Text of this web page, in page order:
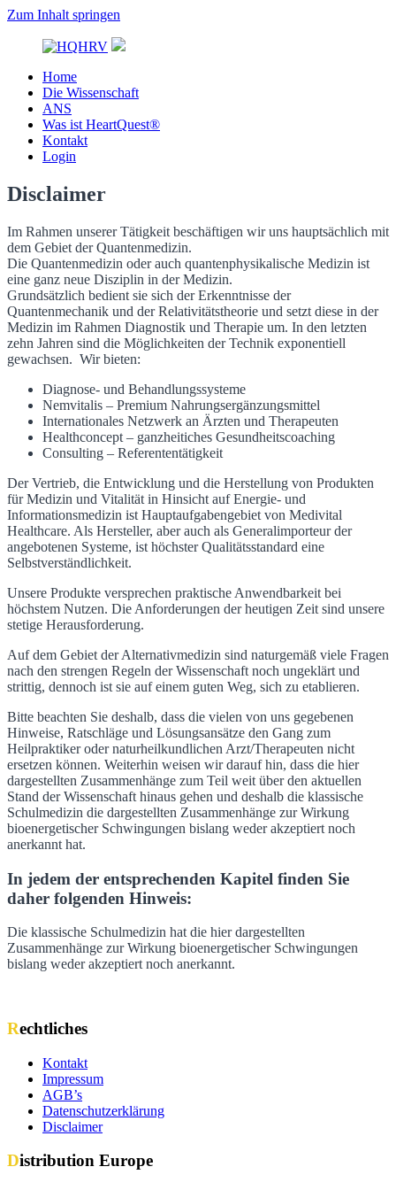
Zum Inhalt springen
HQHRV
Home
Die Wissenschaft
ANS
Was ist HeartQuest®
Kontakt
Login
Disclaimer
Im Rahmen unserer Tätigkeit beschäftigen wir uns hauptsächlich mit
dem Gebiet der Quantenmedizin.
Die Quantenmedizin oder auch quantenphysikalische Medizin ist
eine ganz neue Disziplin in der Medizin.
Grundsätzlich bedient sie sich der Erkenntnisse der
Quantenmechanik und der Relativitätstheorie und setzt diese in der
Medizin im Rahmen Diagnostik und Therapie um. In den letzten
zehn Jahren sind die Möglichkeiten der Technik exponentiell
gewachsen. Wir bieten:
Diagnose- und Behandlungssysteme
Nemvitalis – Premium Nahrungsergänzungsmittel
Internationales Netzwerk an Ärzten und Therapeuten
Healthconcept – ganzheitiches Gesundheitscoaching
Consulting – Referententätigkeit
Der Vertrieb, die Entwicklung und die Herstellung von Produkten
für Medizin und Vitalität in Hinsicht auf Energie- und
Informationsmedizin ist Hauptaufgabengebiet von Medivital
Healthcare. Als Hersteller, aber auch als Generalimporteur der
angebotenen Systeme, ist höchster Qualitätsstandard eine
Selbstverständlichkeit.
Unsere Produkte versprechen praktische Anwendbarkeit bei
höchstem Nutzen. Die Anforderungen der heutigen Zeit sind unsere
stetige Herausforderung.
Auf dem Gebiet der Alternativmedizin sind naturgemäß viele Fragen
nach den strengen Regeln der Wissenschaft noch ungeklärt und
strittig, dennoch ist sie auf einem guten Weg, sich zu etablieren.
Bitte beachten Sie deshalb, dass die vielen von uns gegebenen
Hinweise, Ratschläge und Lösungsansätze den Gang zum
Heilpraktiker oder naturheilkundlichen Arzt/Therapeuten nicht
ersetzen können. Weiterhin weisen wir darauf hin, dass die hier
dargestellten Zusammenhänge zum Teil weit über den aktuellen
Stand der Wissenschaft hinaus gehen und deshalb die klassische
Schulmedizin die dargestellten Zusammenhänge zur Wirkung
bioenergetischer Schwingungen bislang weder akzeptiert noch
anerkannt hat.
In jedem der entsprechenden Kapitel finden Sie
daher folgenden Hinweis:
Die klassische Schulmedizin hat die hier dargestellten
Zusammenhänge zur Wirkung bioenergetischer Schwingungen
bislang weder akzeptiert noch anerkannt.
Rechtliches
Kontakt
Impressum
AGB’s
Datenschutzerklärung
Disclaimer
Distribution Europe